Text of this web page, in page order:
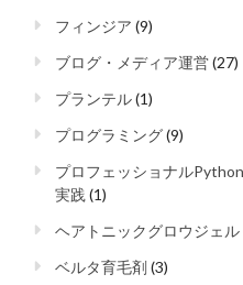
フィンジア (9)
ブログ・メディア運営(27)
プランテル(1)
プログラミング(9)
プロフェッショナル
実践 (1)
ヘアトニックグロウジェル
ベルタ育毛剤 (3)